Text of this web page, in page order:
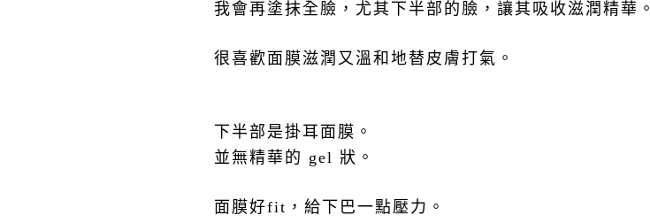
我會再塗抹全臉，尤其下半部的臉，讓其吸收滋潤精華。
很喜歡面膜滋潤又溫和地替皮膚打氣。
下半部是掛耳面膜。
並無精華的 gel 狀。
面膜好fit ，給下巴一點壓力。